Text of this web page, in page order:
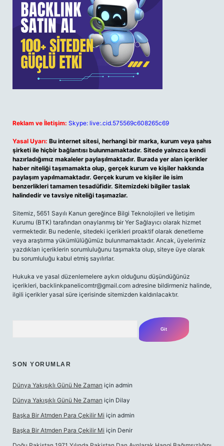
Reklam ve İletişim: Skype: live:.cid.575569c608265c69
Yasal Uyarı: Bu internet sitesi, herhangi bir marka, kurum veya şahıs
şirketi ile hiçbir bağlantısı bulunmamaktadır. Sitede yalnızca kendi
hazırladığımız makaleler paylaşılmaktadır. Burada yer alan içerikler
haber niteliği taşımamakta olup, gerçek kurum ve kişiler hakkında
paylaşım yapılmamaktadır. Gerçek kurum ve kişiler ile isim
benzerlikleri tamamen tesadüfidir. Sitemizdeki bilgiler taslak
halindedir ve tavsiye niteliği taşımazlar.
Sitemiz, 5651 Sayılı Kanun gereğince Bilgi Teknolojileri ve İletişim
Kurumu (BTK) tarafından onaylanmış bir Yer Sağlayıcı olarak hizmet
vermektedir. Bu nedenle, sitedeki içerikleri proaktif olarak denetleme
veya araştırma yükümlülüğümüz bulunmamaktadır. Ancak, üyelerimiz
yazdıkları içeriklerin sorumluluğunu taşımakta olup, siteye üye olarak
bu sorumluluğu kabul etmiş sayılırlar.
Hukuka ve yasal düzenlemelere aykırı olduğunu düşündüğünüz
içerikleri, backlinkpanelicomtr@gmail.com adresine bildirmeniz halinde,
ilgili içerikler yasal süre içerisinde sitemizden kaldırılacaktır.
SON YORUMLAR
Dünya Yakışıklı Günü Ne Zaman için admin
Dünya Yakışıklı Günü Ne Zaman için Dilay
Başka Bir Atmden Para Çekilir Mi için admin
Başka Bir Atmden Para Çekilir Mi için Denir